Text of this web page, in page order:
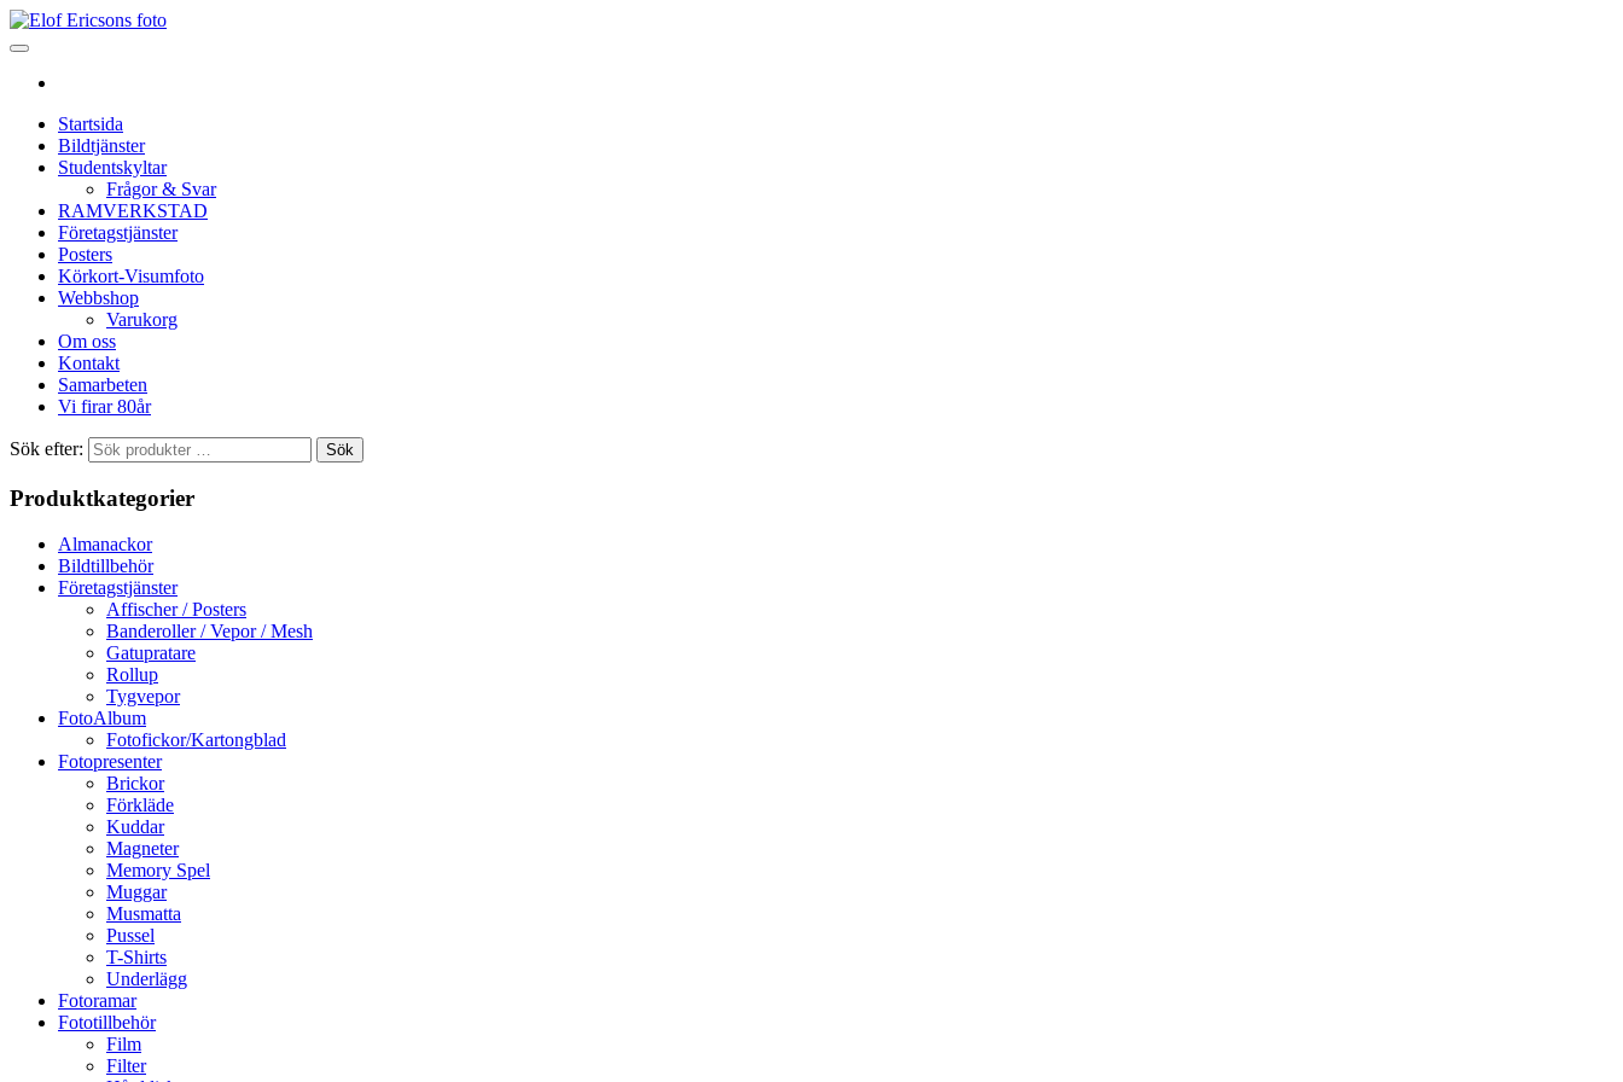
Startsida
Bildtjänster
Studentskyltar
Frågor & Svar
RAMVERKSTAD
Företagstjänster
Posters
Körkort-Visumfoto
Webbshop
Varukorg
Om oss
Kontakt
Samarbeten
Vi firar 80år
Sök efter: Sök
Produktkategorier
Almanackor
Bildtillbehör
Företagstjänster
Affischer / Posters
Banderoller / Vepor / Mesh
Gatupratare
Rollup
Tygvepor
FotoAlbum
Fotofickor/Kartongblad
Fotopresenter
Brickor
Förkläde
Kuddar
Magneter
Memory Spel
Muggar
Musmatta
Pussel
T-Shirts
Underlägg
Fotoramar
Fototillbehör
Film
Filter